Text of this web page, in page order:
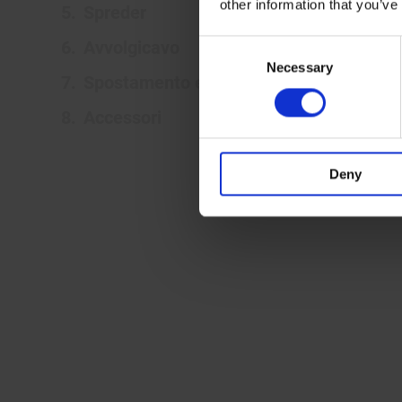
other information that
Necessary
Deny
Spostamento e posizionamento della gru